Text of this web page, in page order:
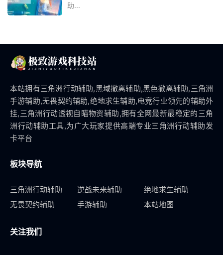
助...
本站拥有三角洲行动辅助,黑域撤离辅助,黑色撤离辅助,三角洲
手游辅助,无畏契约辅助,绝地求生辅助,电竞行业领先的辅助外
挂,三角洲行动透视自瞄物资辅助,拥有全网最新最稳定的三角
洲行动辅助工具,为广大玩家提供高端专业三角洲行动辅助发
卡平台
板块导航
三角洲行动辅助 逆战未来辅助
绝地求生辅助
无畏契约辅助
手游辅助 本站地图
关注我们